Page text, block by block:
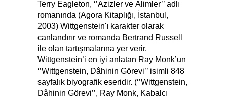
Terry Eagleton, ‘’Azizler ve Âlimler’’ adlı
romanında (Agora Kitaplığı, İstanbul,
2003) Wittgenstein'ı karakter olarak
canlandırır ve romanda Bertrand Russell
ile olan tartışmalarına yer verir.
Wittgenstein’i en iyi anlatan Ray Monk’un
‘’Wittgenstein, Dâhinin Görevi’’ isimli 848
sayfalık biyografik eseridir. (‘’Wittgenstein,
Dâhinin Görevi’’, Ray Monk, Kabalcı